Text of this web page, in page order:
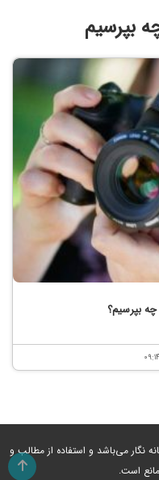
بپرسیم
بپرسیم؟
۰۹:۱۴
نگار می‌باشد و استفاده از مطالب و
است.